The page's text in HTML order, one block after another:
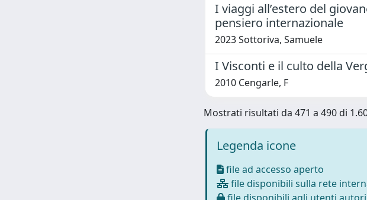
I viaggi all’estero del
pensiero internazionale
2023 Sottoriva, Samuele
I Visconti e il culto della
2010 Cengarle, F
Mostrati risultati da 471 a 490 di
Legenda icone
file ad accesso aperto
file disponibili sulla rete